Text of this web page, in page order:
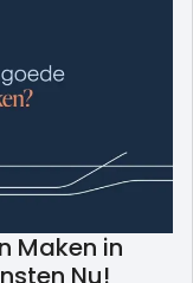
Maken in
Nu!